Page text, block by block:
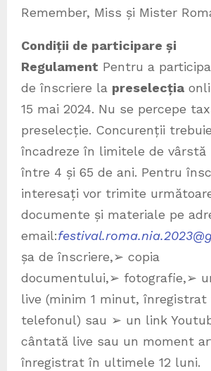
Remember, Miss și Mister
Condiții de participare și
Regulament Pentru a
de înscriere la preselecția
15 mai 2024. Nu se percepe
preselecție. Concurenții
încadreze în limitele de vârstă
între 4 și 65 de ani. Pentru
interesați vor trimite
documente și materiale pe
email:
șa de înscriere,➢ copia
documentului,➢ fotografie,➢
live (minim 1 minut, înregistrat
telefonul) sau ➢ un link
cântată live sau un moment
înregistrat în ultimele 12 luni.